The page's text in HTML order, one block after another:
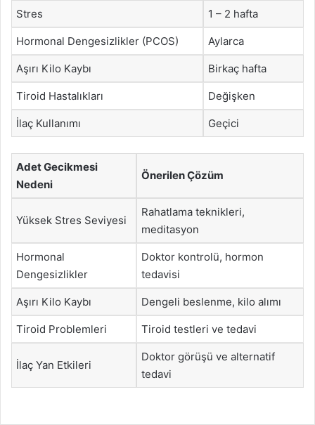
Stres 1 – 2 hafta
Hormonal Dengesizlikler (PCOS) Aylarca
Aşırı Kilo Kaybı Birkaç hafta
Tiroid Hastalıkları Değişken
İlaç Kullanımı Geçici
Adet Gecikmesi
Nedeni
Önerilen Çözüm
Yüksek Stres Seviyesi
Rahatlama teknikleri,
meditasyon
Hormonal
Dengesizlikler
Doktor kontrolü, hormon
tedavisi
Aşırı Kilo Kaybı Dengeli beslenme, kilo alımı
Tiroid Problemleri Tiroid testleri ve tedavi
İlaç Yan Etkileri
Doktor görüşü ve alternatif
tedavi